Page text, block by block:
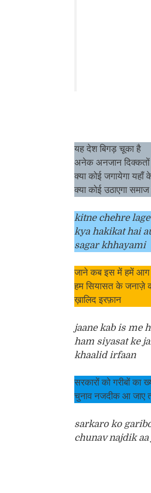
यह देश बिगड़ चूका है
अनेक अनजान
क्या कोई जगायेगा यहाँ
क्या कोई उठाएगा
kitne chehre
kya hakikat hai
sagar khhayami
जाने कब इस में हमें आग
हम सियासत के जनाज़े
ख़ालिद इरफ़ान
jaane kab is me
ham siyasat ke
khaalid irfaan
सरकारों को गरीबों का
चुनाव नजदीक आ जाए तो
sarkaro ko
chunav najdik